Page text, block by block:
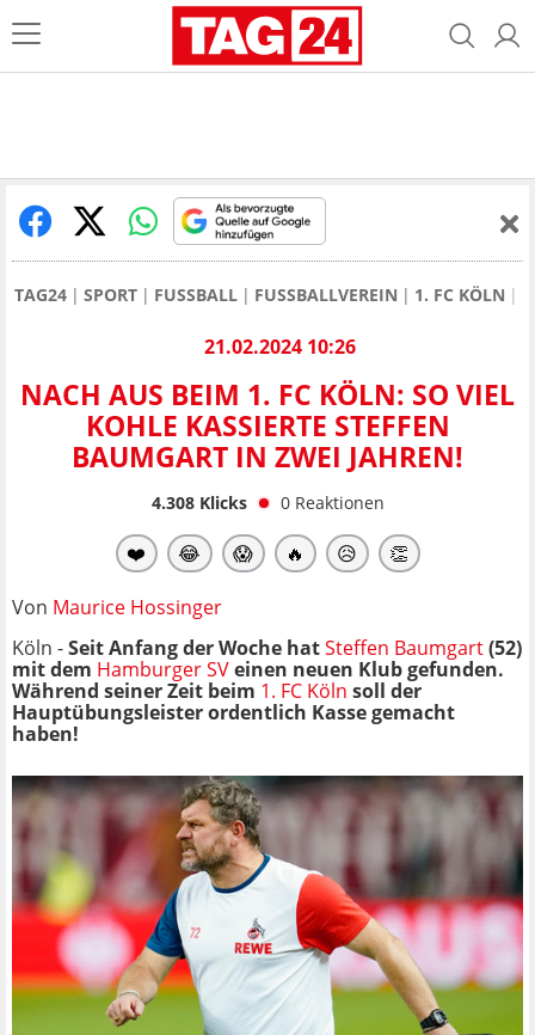
TAG24 SPORT FUSSBALL FUSSBALLVEREIN 1. FC KÖLN
21.02.2024 10:26
NACH AUS BEIM 1. FC KÖLN: SO VIEL
KOHLE KASSIERTE STEFFEN
BAUMGART IN ZWEI JAHREN!
4.308Klicks 0 Reaktionen
❤️ 😂 😱 🔥 😥 👏
Von Maurice Hossinger
Köln -Seit Anfang der Woche hatSteffen Baumgart(52)
mit dem Hamburger SVeinen neuen Klub gefunden.
Während seiner Zeit beim 1. FC Köln soll der
Hauptübungsleister ordentlich Kasse gemacht
haben!